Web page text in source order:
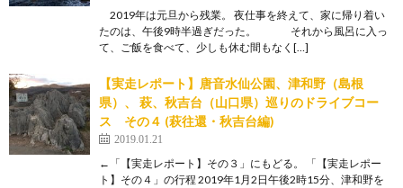
2019年は元旦から残業。 夜仕事を終えて、家に帰り着い
たのは、午後9時半過ぎだった。 それから風呂に入っ
て、ご飯を食べて、少しも休む間もなく[…]
【実走レポート】唐音水仙公園、津和野（島根
県）、 萩、秋吉台（山口県）巡りのドライブコー
ス その４ (萩往還・秋吉台編)
2019.01.21
←「【実走レポート】その３」にもどる。 「【実走レポー
ト】その４」の行程 2019年1月2日午後2時15分、津和野を